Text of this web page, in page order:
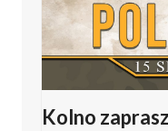
s
p
a
Kolno